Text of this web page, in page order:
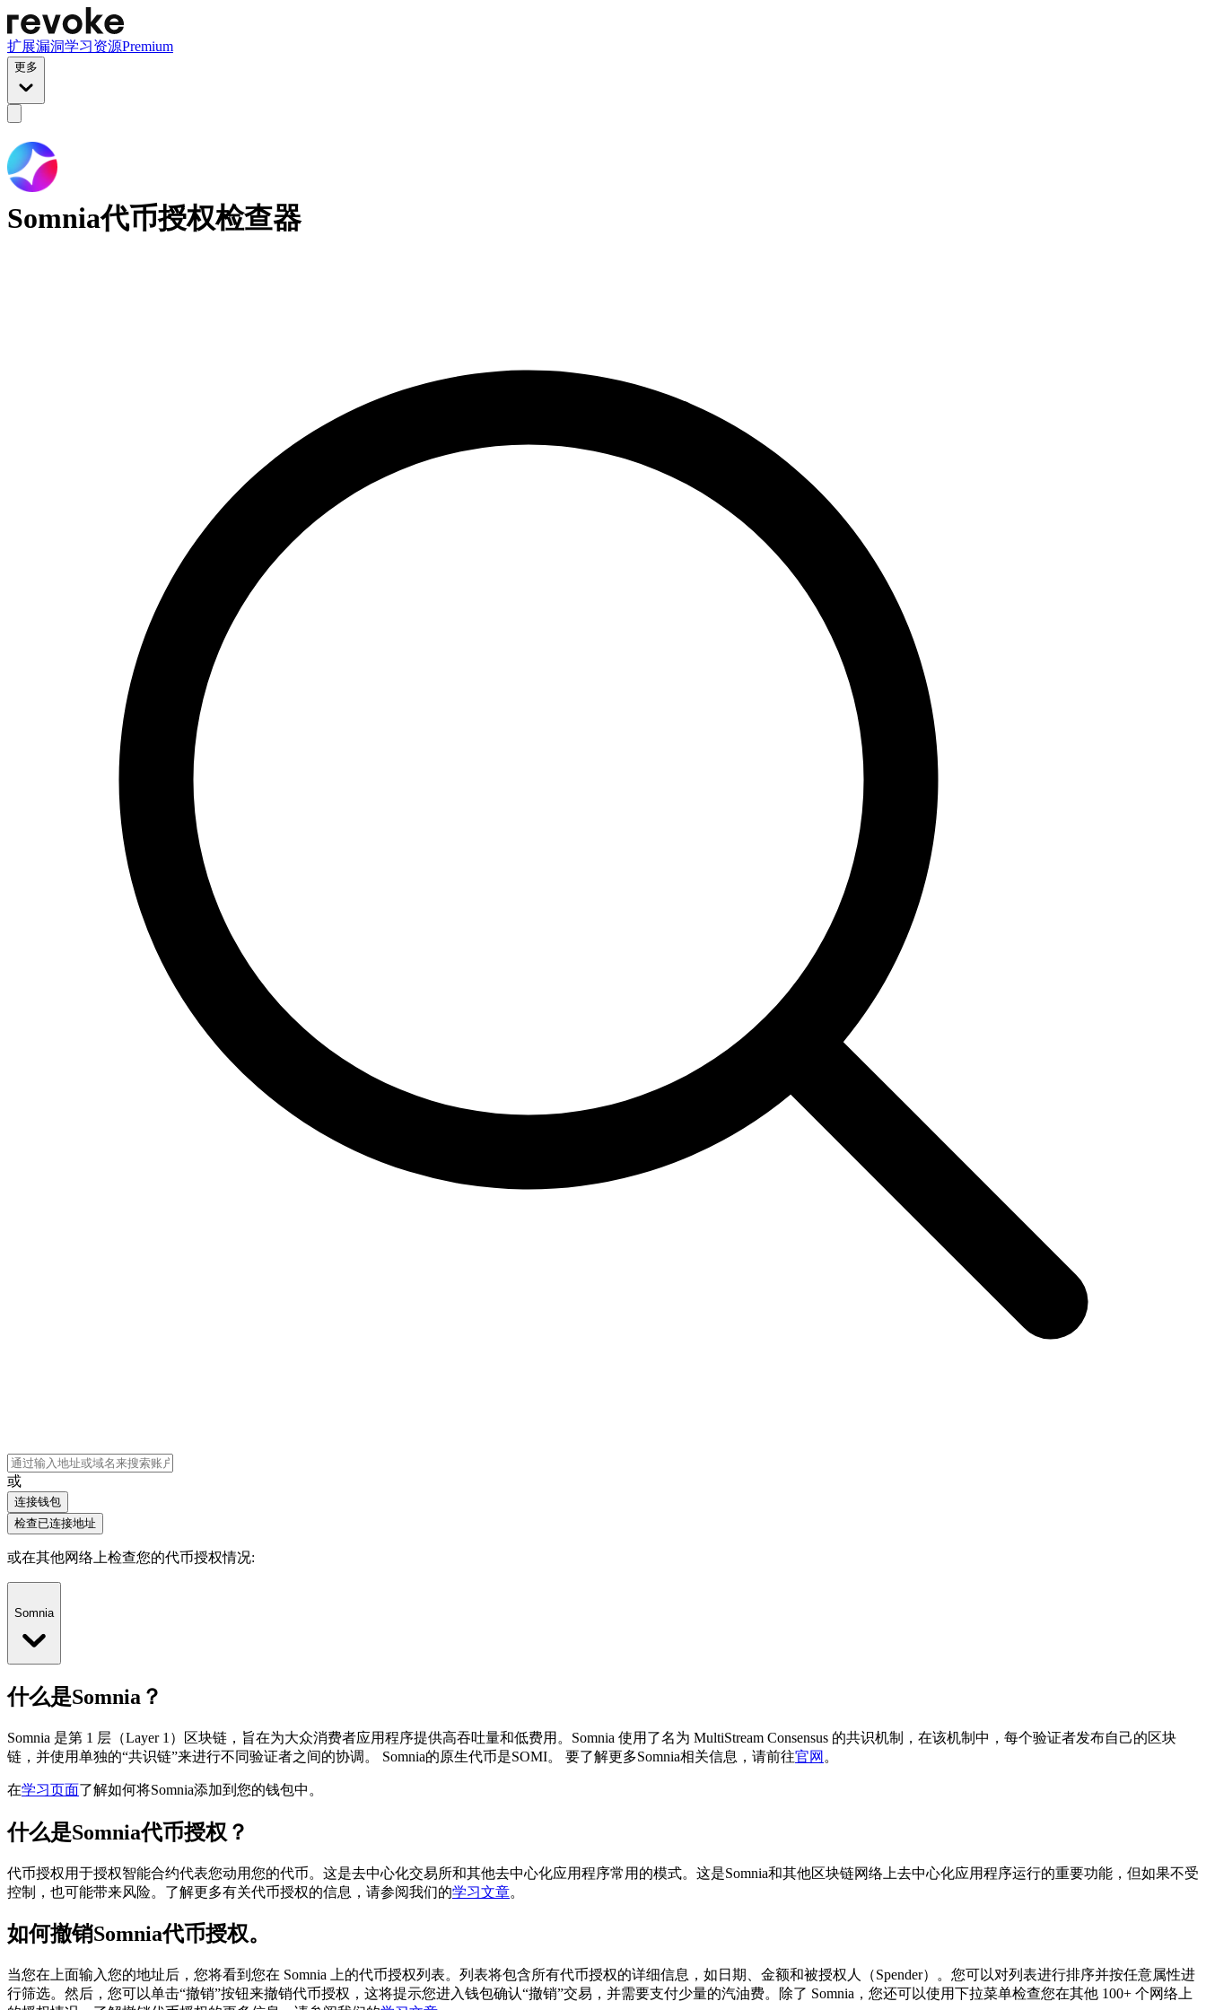
扩展漏洞学习资源Premium
更多
Somnia代币授权检查器
或
连接钱包
检查已连接地址
或在其他网络上检查您的代币授权情况:
Somnia
什么是Somnia？
Somnia 是第 1 层（Layer 1）区块链，旨在为大众消费者应用程序提供高吞吐量和低费用。Somnia 使用了名为 MultiStream Consensus 的共识机制，在该机制中，每个验证者发布自己的区块
链，并使用单独的“共识链”来进行不同验证者之间的协调。
Somnia的原生代币是SOMI。 要了解更多Somnia相关信息，请前往官网 。
在学习页面了解如何将Somnia添加到您的钱包中。
什么是Somnia代币授权？
代币授权用于授权智能合约代表您动用您的代币。这是去中心化交易所和其他去中心化应用程序常用的模式。这是Somnia和其他区块链网络上去中心化应用程序运行的重要功能，但如果不受
控制，也可能带来风险。了解更多有关代币授权的信息，请参阅我们的学习文章。
如何撤销Somnia代币授权。
当您在上面输入您的地址后，您将看到您在 Somnia 上的代币授权列表。列表将包含所有代币授权的详细信息，如日期、金额和被授权人（Spender）。您可以对列表进行排序并按任意属性进
行筛选。然后，您可以单击“撤销”按钮来撤销代币授权，这将提示您进入钱包确认“撤销”交易，并需要支付少量的汽油费。除了 Somnia，您还可以使用下拉菜单检查您在其他 100+ 个网络上